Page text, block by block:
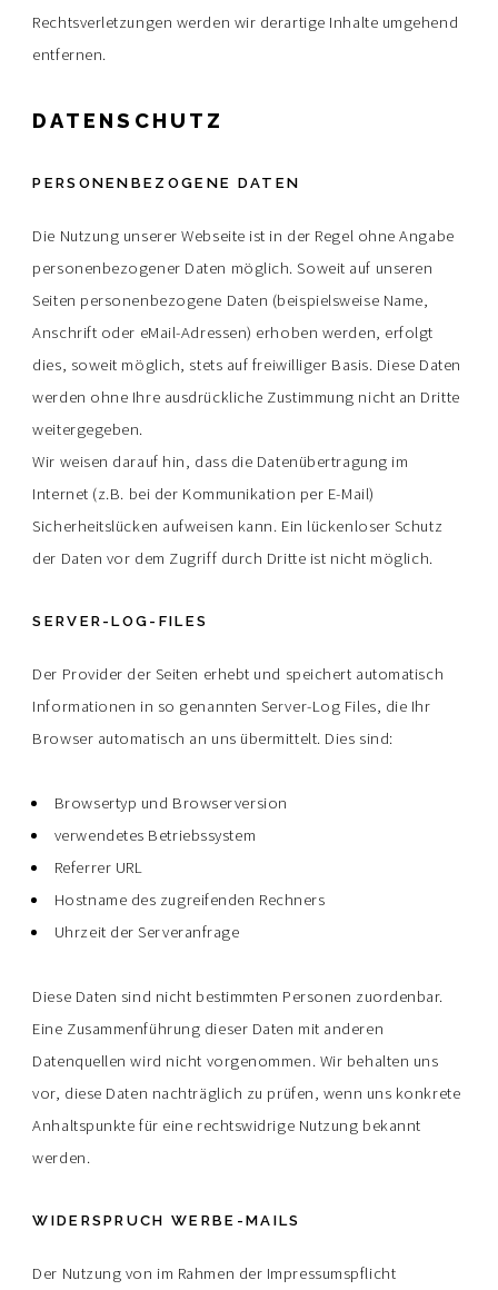
Rechtsverletzungen werden wir derartige Inhalte umgehend
entfernen.
DATENSCHUTZ
PERSONENBEZOGENE DATEN
Die Nutzung unserer Webseite ist in der Regel ohne Angabe
personenbezogener Daten möglich. Soweit auf unseren
Seiten personenbezogene Daten (beispielsweise Name,
Anschrift oder eMail-Adressen) erhoben werden, erfolgt
dies, soweit möglich, stets auf freiwilliger Basis. Diese Daten
werden ohne Ihre ausdrückliche Zustimmung nicht an Dritte
weitergegeben.
Wir weisen darauf hin, dass die Datenübertragung im
Internet (z.B. bei der Kommunikation per E-Mail)
Sicherheitslücken aufweisen kann. Ein lückenloser Schutz
der Daten vor dem Zugriff durch Dritte ist nicht möglich.
SERVER-LOG-FILES
Der Provider der Seiten erhebt und speichert automatisch
Informationen in so genannten Server-Log Files, die Ihr
Browser automatisch an uns übermittelt. Dies sind:
Browsertyp und Browserversion
verwendetes Betriebssystem
Referrer URL
Hostname des zugreifenden Rechners
Uhrzeit der Serveranfrage
Diese Daten sind nicht bestimmten Personen zuordenbar.
Eine Zusammenführung dieser Daten mit anderen
Datenquellen wird nicht vorgenommen. Wir behalten uns
vor, diese Daten nachträglich zu prüfen, wenn uns konkrete
Anhaltspunkte für eine rechtswidrige Nutzung bekannt
werden.
WIDERSPRUCH WERBE-MAILS
Der Nutzung von im Rahmen der Impressumspflicht